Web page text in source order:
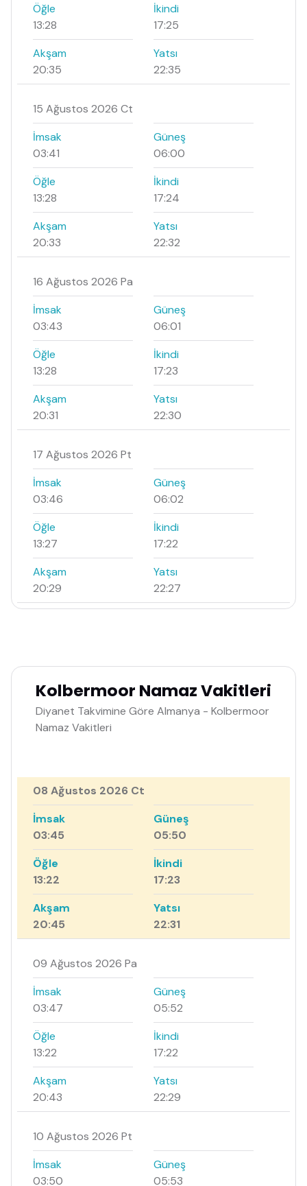
Öğle
13:28
İkindi
17:25
Akşam
20:35
Yatsı
22:35
15 Ağustos 2026 Ct
İmsak
03:41
Güneş
06:00
Öğle
13:28
İkindi
17:24
Akşam
20:33
Yatsı
22:32
16 Ağustos 2026 Pa
İmsak
03:43
Güneş
06:01
Öğle
13:28
İkindi
17:23
Akşam
20:31
Yatsı
22:30
17 Ağustos 2026 Pt
İmsak
03:46
Güneş
06:02
Öğle
13:27
İkindi
17:22
Akşam
20:29
Yatsı
22:27
Kolbermoor Namaz Vakitleri
Diyanet Takvimine Göre Almanya - Kolbermoor
Namaz Vakitleri
08 Ağustos 2026 Ct
İmsak
03:45
Güneş
05:50
Öğle
13:22
İkindi
17:23
Akşam
20:45
Yatsı
22:31
09 Ağustos 2026 Pa
İmsak
03:47
Güneş
05:52
Öğle
13:22
İkindi
17:22
Akşam
20:43
Yatsı
22:29
10 Ağustos 2026 Pt
İmsak
03:50
Güneş
05:53